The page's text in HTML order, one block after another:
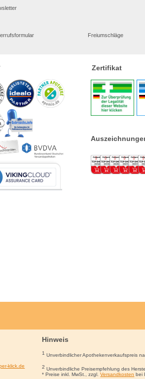
Freiumschläge
Zertifikat
klick.de
Hinweis
1 Unverbindlicher Apothekenverkaufspreis
2 Unverbindliche Preisempfehlung des
* Preise inkl. MwSt., zzgl.Versandkosten bei